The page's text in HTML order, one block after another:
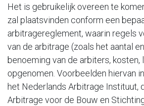
Het is gebruikelijk overeen te
zal plaatsvinden conform een
arbitragereglement, waarin regels
van de arbitrage (zoals het aantal
benoeming van de arbiters, kosten,
opgenomen. Voorbeelden hiervan
het Nederlands Arbitrage Instituut,
Arbitrage voor de Bouw en